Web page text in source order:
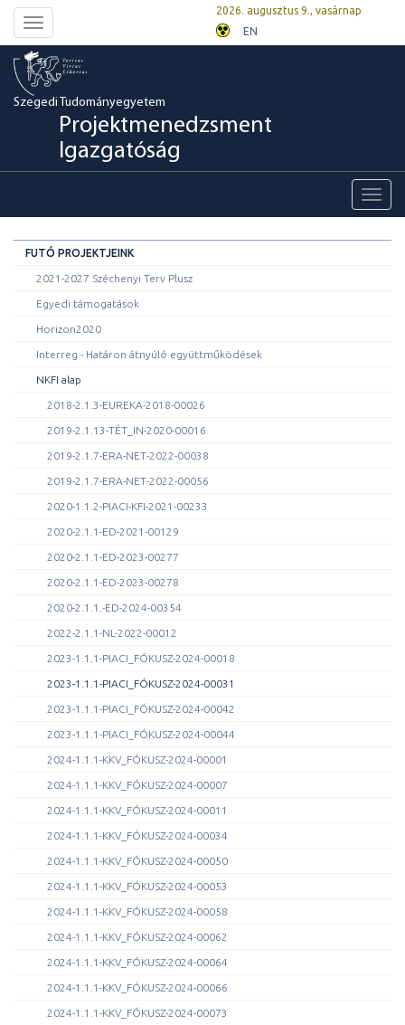
Toggle
navigation
2026. augusztus 9., vasárnap
EN
Szegedi Tudományegyetem
Projektmenedzsment
Igazgatóság
FUTÓ PROJEKTJEINK
2021-2027 Széchenyi Terv Plusz
Egyedi támogatások
Horizon2020
Interreg - Határon átnyúló együttműködések
NKFI alap
2018-2.1.3-EUREKA-2018-00026
2019-2.1.13-TÉT_IN-2020-00016
2019-2.1.7-ERA-NET-2022-00038
2019-2.1.7-ERA-NET-2022-00056
2020-1.1.2-PIACI-KFI-2021-00233
2020-2.1.1-ED-2021-00129
2020-2.1.1-ED-2023-00277
2020-2.1.1-ED-2023-00278
2020-2.1.1.-ED-2024-00354
2022-2.1.1-NL-2022-00012
2023-1.1.1-PIACI_FÓKUSZ-2024-00018
2023-1.1.1-PIACI_FÓKUSZ-2024-00031
2023-1.1.1-PIACI_FÓKUSZ-2024-00042
2023-1.1.1-PIACI_FÓKUSZ-2024-00044
2024-1.1.1-KKV_FÓKUSZ-2024-00001
2024-1.1.1-KKV_FÓKUSZ-2024-00007
2024-1.1.1-KKV_FÓKUSZ-2024-00011
2024-1.1.1-KKV_FÓKUSZ-2024-00034
2024-1.1.1-KKV_FÓKUSZ-2024-00050
2024-1.1.1-KKV_FÓKUSZ-2024-00053
2024-1.1.1-KKV_FÓKUSZ-2024-00058
2024-1.1.1-KKV_FÓKUSZ-2024-00062
2024-1.1.1-KKV_FÓKUSZ-2024-00064
2024-1.1.1-KKV_FÓKUSZ-2024-00066
2024-1.1.1-KKV_FÓKUSZ-2024-00073